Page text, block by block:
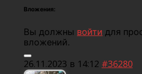
Вложения:
Вы должны войти для
вложений.
26.11.2023 в 14:12 #36280